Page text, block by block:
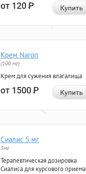
от 120Р Купить
Крем Naron
(100 мг)
Крем для сужения влагалища
от 1500Р Купить
Сиалис 5 мг
5мг
Терапевтическая дозировка
Сиалиса для курсового приема